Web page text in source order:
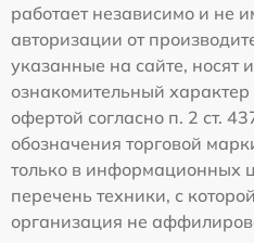
работает независимо и не
авторизации от
указанные на сайте, носят
ознакомительный
офертой согласно п. 2 ст.
обозначения торговой
только в информационных
перечень техники, с
организация не